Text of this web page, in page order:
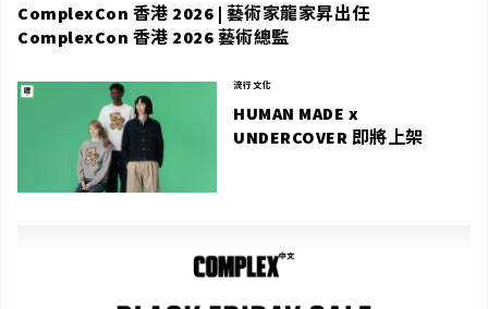
ComplexCon 香港 2026 | 藝術家龍家昇出任
ComplexCon 香港 2026 藝術總監
流行文化
HUMAN MADE x
UNDERCOVER 即將上架